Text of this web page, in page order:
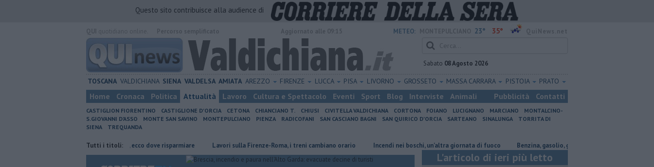
Questo sito contribuisce alla audience di
METEO: 23° 35°
Sabato 08 Agosto 2026
TOSCANA VALDICHIANA SIENA VALDELSA AMIATA AREZZO FIRENZE LUCCA PISA LIVORNO GROSSETO MASSA CARRARA PISTOIA PRATO
Home Cronaca Politica Attualità Lavoro Cultura e Spettacolo Eventi Sport Blog Interviste Animali Pubblicità Contatti
CASTIGLION FIORENTINO CASTIGLIONE D'ORCIA CETONA CHIANCIANO T. CHIUSI CIVITELLA VALDICHIANA CORTONA FOIANO LUCIGNANO MARCIANO
MONTALCINO-
S.GIOVANNI D'ASSO
MONTE SAN SAVINO MONTEPULCIANO PIENZA RADICOFANI SAN CASCIANO BAGNI SAN QUIRICO D'ORCIA SARTEANO SINALUNGA
TORRITA DI
SIENA
TREQUANDA
Tutti i titoli:
​Benzina, gasolio, gpl, ecco dove risparmiare Lavori sulla Firenze-Roma, i treni cambiano orario Incendi nei boschi, un'altra giornata di fuoco ​Benzina, gasolio, gpl, ecco dove risparmiare
L'articolo di ieri più letto